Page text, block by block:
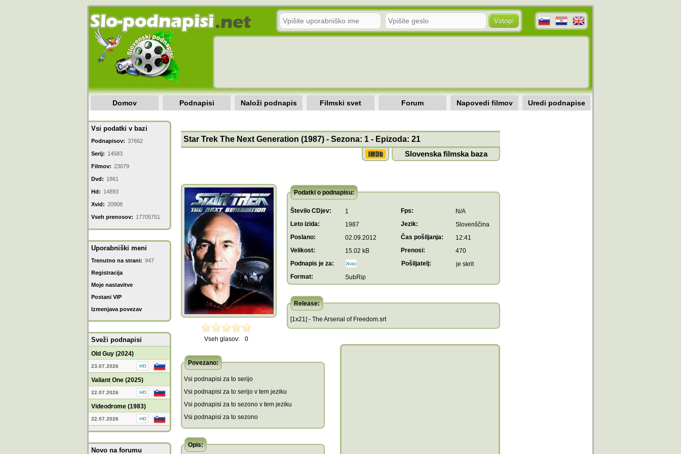
Domov Podnapisi Naloži podnapis Filmski svet Forum Napovedi filmov Uredi podnapise
Vsi podatki v bazi
Podnapisov: 37662
Serij: 14583
Filmov: 23079
Dvd: 1861
Hd: 14893
Xvid: 20908
Vseh prenosov: 17705751
Uporabniški meni
Trenutno na strani: 947
Registracija
Moje nastavitve
Postani VIP
Izmenjava povezav
Sveži podnapisi
Old Guy (2024)
23.07.2026
Valiant One (2025)
22.07.2026
Videodrome (1983)
22.07.2026
Novo na forumu
Star Trek The Next Generation (1987) - Sezona: 1 - Epizoda: 21
Slovenska filmska baza
Vseh glasov: 0
Podatki o podnapisu:
Število CDjev: 1 Fps:
N/A
Leto izida:
1987 Jezik:
Slovenščina
Poslano:
02.09.2012 Čas pošiljanja:
12:41
Velikost:
15.02 kB Prenosi:
470
Podnapis je za:
Pošiljatelj:
je skrit
Format:
SubRip
Release:
[1x21] - The Arsenal of Freedom.srt
Povezano:
Vsi podnapisi za to serijo
Vsi podnapisi za to serijo v tem jeziku
Vsi podnapisi za to sezono v tem jeziku
Vsi podnapisi za to sezono
Opis: